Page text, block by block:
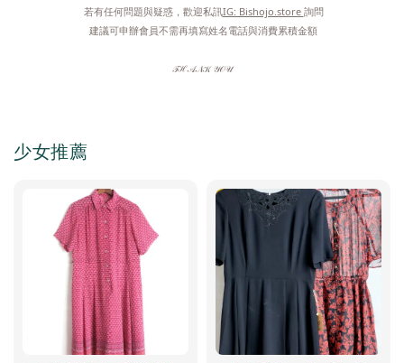
若有任何問題與疑惑，歡迎私訊IG: Bishojo.store 詢問
建議可申辦會員不需再填寫姓名電話與消費累積金額
𝒯ℋ𝒜𝒩𝒦 𝒴𝒪𝒰
少女推薦